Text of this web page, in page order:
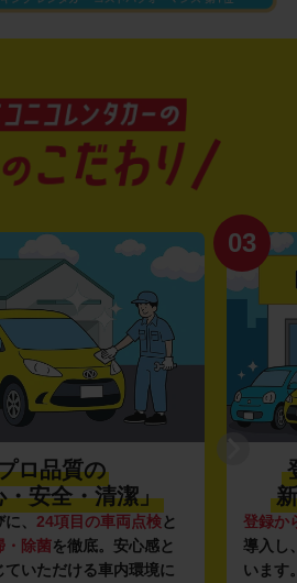
ロ品質の
・安全・清潔」
、 24項目の車両点検と
・除菌を徹底。安心感と
ていただける車内環境に
03
登録か
導入し
います